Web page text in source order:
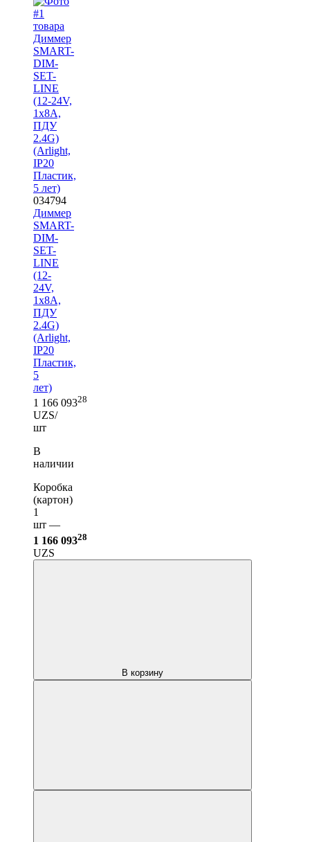
034794
Диммер
SMART-
DIM-
SET-
LINE
(12-
24V,
1x8A,
ПДУ
2.4G)
(Arlight,
IP20
Пластик,
5
лет)
1 166 09328
UZS/
шт
В
наличии
Коробка
(картон)
1
шт —
1 166 09328
UZS
В корзину